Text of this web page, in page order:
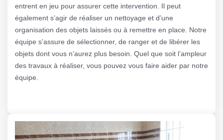
entrent en jeu pour assurer cette intervention. Il peut
également s’agir de réaliser un nettoyage et d’une
organisation des objets laissés ou à remettre en place. Notre
équipe s’assure de sélectionner, de ranger et de libérer les
objets dont vous n’aurez plus besoin. Quel que soit l’ampleur
des travaux à réaliser, vous pouvez vous faire aider par notre
équipe.